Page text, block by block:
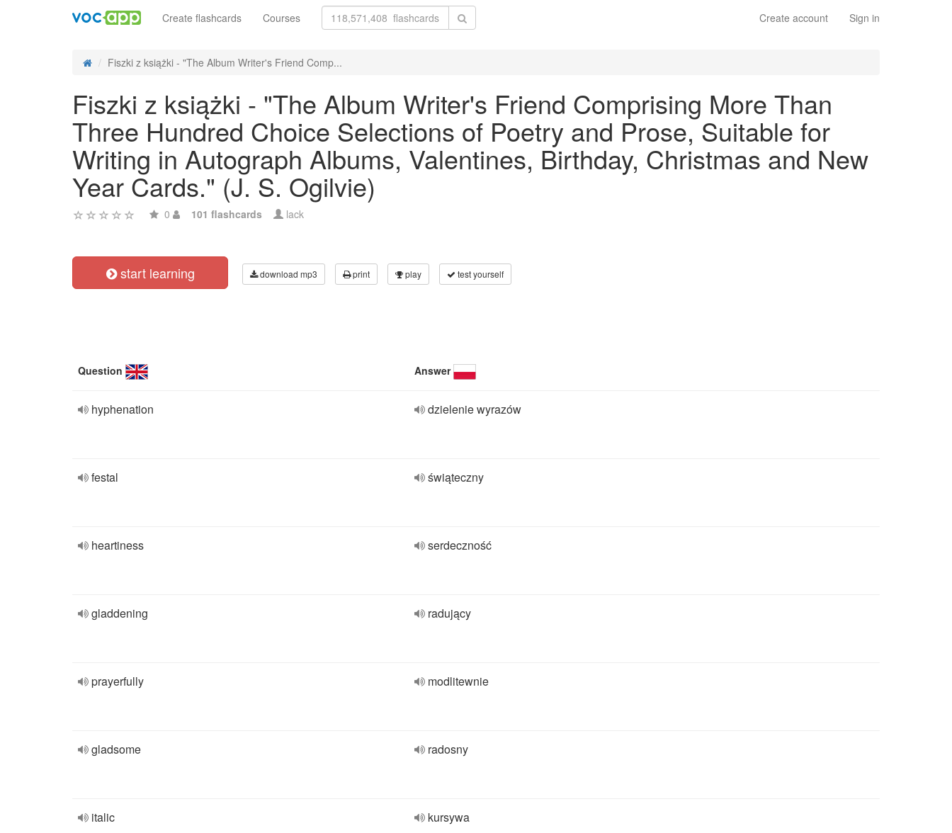
Create account Sign in
Create flashcards Courses
Fiszki z książki - "The Album Writer's Friend Comp...
Fiszki z książki - "The Album Writer's Friend Comprising More Than
Three Hundred Choice Selections of Poetry and Prose, Suitable for
Writing in Autograph Albums, Valentines, Birthday, Christmas and New
Year Cards." (J. S. Ogilvie)
0 101 flashcards lack
start learning download mp3 print play test yourself
Question Answer
hyphenation dzielenie wyrazów
festal świąteczny
heartiness serdeczność
gladdening radujący
prayerfully modlitewnie
gladsome radosny
italic kursywa